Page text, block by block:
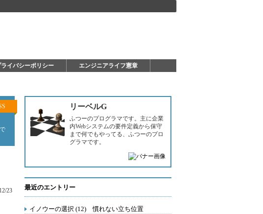
ライバシーポリシー エンジニアライフ憲章
23
リーベルG
ふつーのプログラマです。主に企業
内Webシステムの要件定義から保守
まで何でもやってる、ふつーのプロ
グラマです。
最近のエントリー
イノウーの選択 (12) 慣れない立ち位置